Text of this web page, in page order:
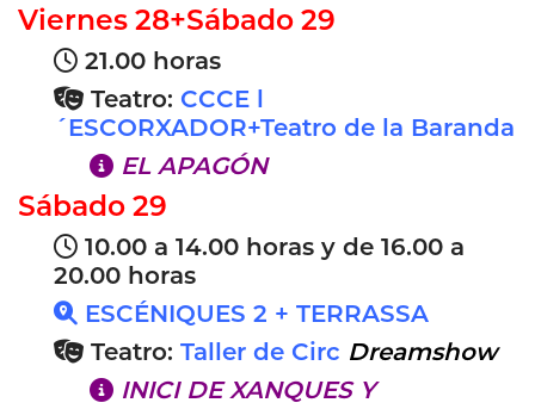
Viernes 28+Sábado 29
21.00 horas
Teatro: CCCE l
´ESCORXADOR+Teatro de la Baranda
EL APAGÓN
Sábado 29
10.00 a 14.00 horas y de 16.00 a
20.00 horas
ESCÉNIQUES 2 + TERRASSA
Teatro: Taller de Circ Dreamshow
INICI DE XANQUES Y